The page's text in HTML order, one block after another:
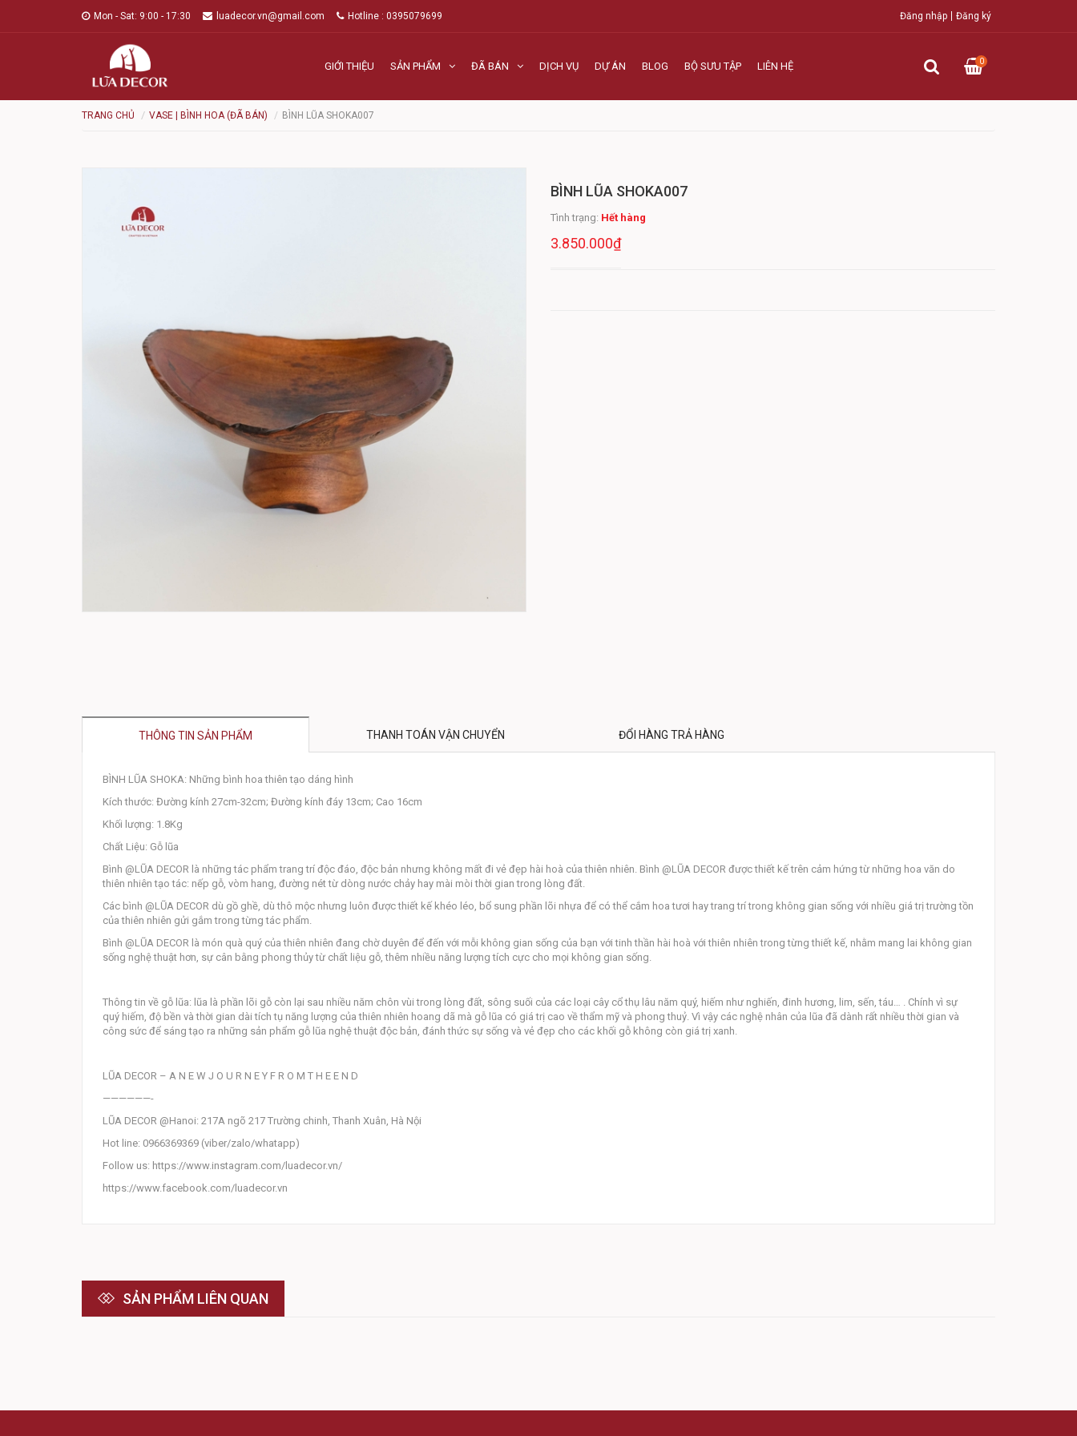
Mon - Sat: 9:00 - 17:30 luadecor.vn@gmail.com Hotline : 0395079699 Đăng nhập Đăng ký
GIỚI THIỆU SẢN PHẨM ĐÃ BÁN DỊCH VỤ DỰ ÁN BLOG BỘ SƯU TẬP LIÊN HỆ 0
TRANG CHỦ VASE | BÌNH HOA (ĐÃ BÁN) BÌNH LŨA SHOKA007
BÌNH LŨA SHOKA007
Tình trạng: Hết hàng
3.850.000₫
THÔNG TIN SẢN PHẨM THANH TOÁN VẬN CHUYỂN ĐỔI HÀNG TRẢ HÀNG
BÌNH LŨA SHOKA: Những bình hoa thiên tạo dáng hình
Kích thước: Đường kính 27cm-32cm; Đường kính đáy 13cm; Cao 16cm
Khối lượng: 1.8Kg
Chất Liệu: Gỗ lũa
Bình @LŨA DECOR là những tác phẩm trang trí độc đáo, độc bản nhưng không mất đi vẻ đẹp hài hoà của thiên nhiên. Bình @LŨA DECOR được thiết kế trên cảm hứng từ những hoa văn do
thiên nhiên tạo tác: nếp gỗ, vòm hang, đường nét từ dòng nước chảy hay mài mòi thời gian trong lòng đất.
Các bình @LŨA DECOR dù gồ ghề, dù thô mộc nhưng luôn được thiết kế khéo léo, bổ sung phần lõi nhựa để có thể cắm hoa tươi hay trang trí trong không gian sống với nhiều giá trị trường tồn
của thiên nhiên gửi gắm trong từng tác phẩm.
Bình @LŨA DECOR là món quà quý của thiên nhiên đang chờ duyên để đến với mỗi không gian sống của bạn với tinh thần hài hoà với thiên nhiên trong từng thiết kế, nhằm mang lai không gian
sống nghệ thuật hơn, sự cân bằng phong thủy từ chất liệu gỗ, thêm nhiều năng lượng tích cực cho mọi không gian sống.
Thông tin về gỗ lũa: lũa là phần lõi gỗ còn lại sau nhiều năm chôn vùi trong lòng đất, sông suối của các loại cây cổ thụ lâu năm quý, hiếm như nghiến, đinh hương, lim, sến, táu… . Chính vì sự
quý hiếm, độ bền và thời gian dài tích tụ năng lượng của thiên nhiên hoang dã mà gỗ lũa có giá trị cao về thẩm mỹ và phong thuỷ. Vì vậy các nghệ nhân của lũa đã dành rất nhiều thời gian và
công sức để sáng tạo ra những sản phẩm gỗ lũa nghệ thuật độc bản, đánh thức sự sống và vẻ đẹp cho các khối gỗ không còn giá trị xanh.
LŨA DECOR – A N E W J O U R N E Y F R O M T H E E N D
——————-
LŨA DECOR @Hanoi: 217A ngõ 217 Trường chinh, Thanh Xuân, Hà Nội
Hot line: 0966369369 (viber/zalo/whatapp)
Follow us: https://www.instagram.com/luadecor.vn/
https://www.facebook.com/luadecor.vn
SẢN PHẨM LIÊN QUAN